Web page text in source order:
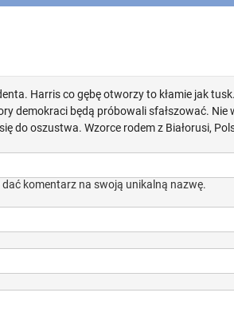
Harris co gębę otworzy to kłamie jak
demokraci będą próbowali sfałszować.
do oszustwa. Wzorce rodem z Białorusi,
dać komentarz na swoją unikalną nazwę.